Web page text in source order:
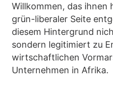
Willkommen, das ihnen
grün-liberaler Seite
diesem Hintergrund
sondern legitimiert zu
wirtschaftlichen
Unternehmen in Afrika.